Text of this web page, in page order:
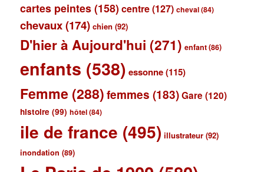
cartes peintes (158) centre(127) cheval(84)
chevaux(174) chien (92)
D'hier à Aujourd'hui (271) enfant(86)
enfants (538) essonne(115)
Femme (288)femmes (183)Gare (120)
histoire (99) hôtel(84)
ile de france (495) illustrateur (92)
inondation (89)